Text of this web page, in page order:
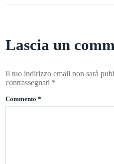
Lascia un
Il tuo indirizzo email non sarà
contrassegnati *
Commento *